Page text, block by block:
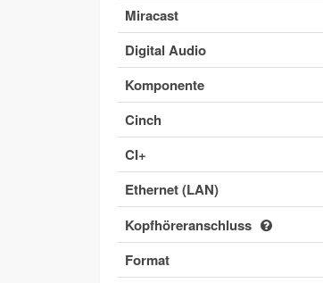
Miracast
Digital Audio
Komponente
Cinch
CI+
Ethernet (LAN)
Kopfhöreranschluss
Format